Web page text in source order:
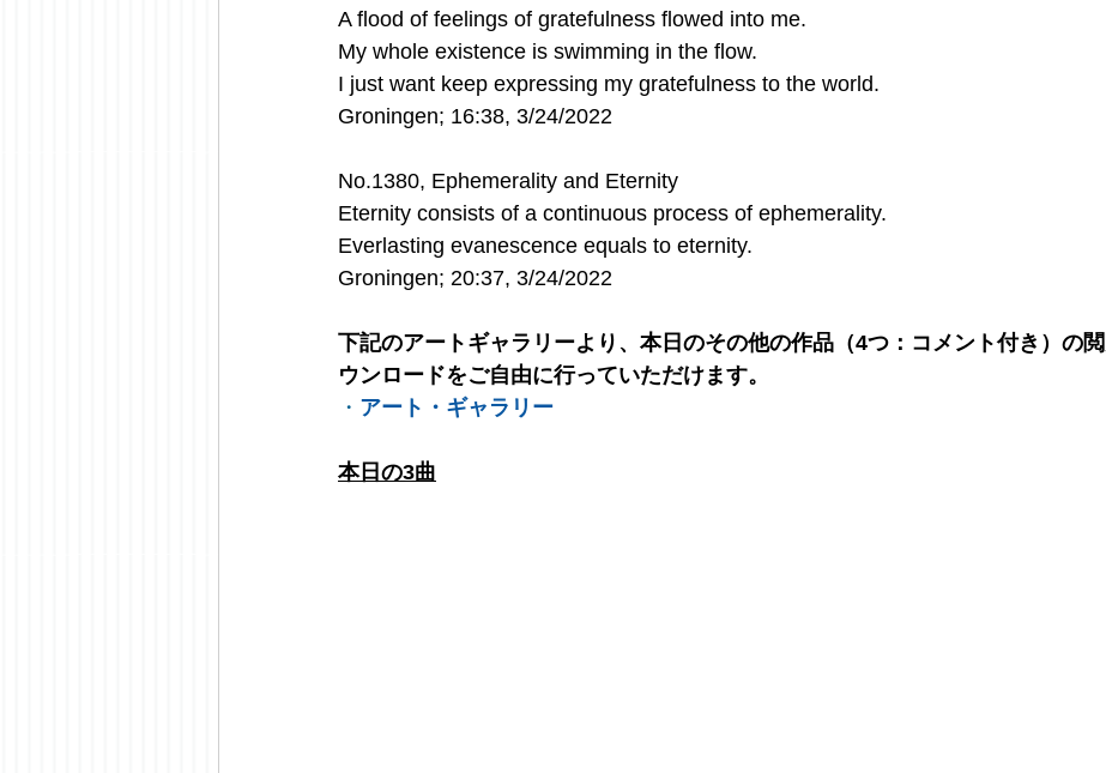
A flood of feelings of gratefulness flowed into me.
My whole existence is swimming in the flow.
I just want keep expressing my gratefulness to the world.
Groningen; 16:38, 3/24/2022
No.1380, Ephemerality and Eternity
Eternity consists of a continuous process of ephemerality.
Everlasting evanescence equals to eternity.
Groningen; 20:37, 3/24/2022
下記のアートギャラリーより、本日のその他の作品（4つ：コメント付き）の閲
ウンロードをご自由に行っていただけます。
・ アート・ギャラリー
本日の3曲